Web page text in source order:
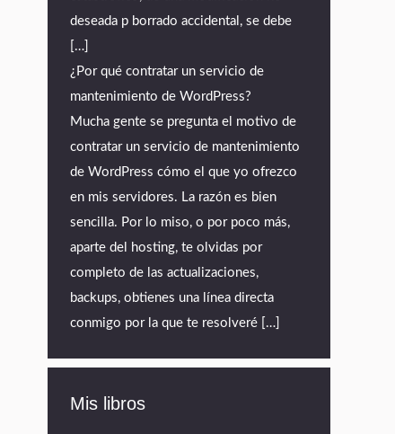
deseada p borrado accidental, se debe
[…]
¿Por qué contratar un servicio de
mantenimiento de WordPress?
Mucha gente se pregunta el motivo de
contratar un servicio de mantenimiento
de WordPress cómo el que yo ofrezco
en mis servidores. La razón es bien
sencilla. Por lo miso, o por poco más,
aparte del hosting, te olvidas por
completo de las actualizaciones,
backups, obtienes una línea directa
conmigo por la que te resolveré […]
Mis libros